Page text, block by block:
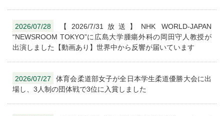
2026/07/28
【2026/7/31放送】NHK WORLD-JAPAN
“NEWSROOM TOKYO”に広島大学腫瘍外科の岡田守人教授が
出演しました【動画あり】世界中から反響が届いています
2026/07/27
体育会柔道部女子が全日本学生柔道優勝大会に出
場し、3人制の団体戦で3位に入賞しました